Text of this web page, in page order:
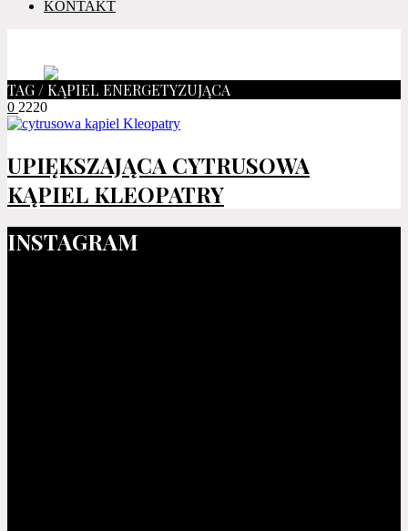
KONTAKT
TAG / KĄPIEL ENERGETYZUJĄCA
0 2220
UPIĘKSZAJĄCA CYTRUSOWA
KĄPIEL KLEOPATRY
INSTAGRAM